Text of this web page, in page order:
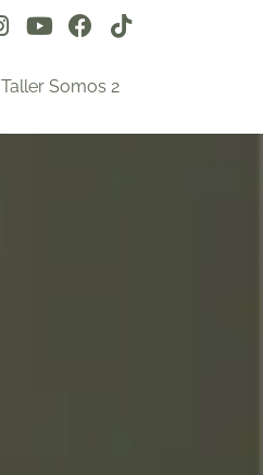
Taller Somos 2